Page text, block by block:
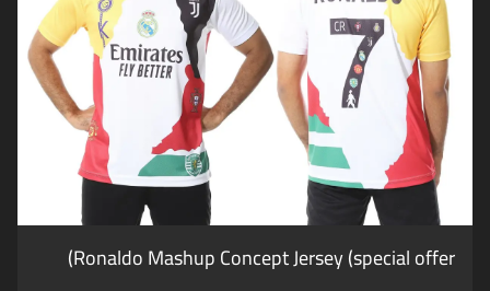
Ronaldo Mashup Concept Jersey (special offer)